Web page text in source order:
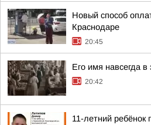
Новый способ
Краснодаре
20:45
Его имя навсегда в
20:42
11-летний ребёнок